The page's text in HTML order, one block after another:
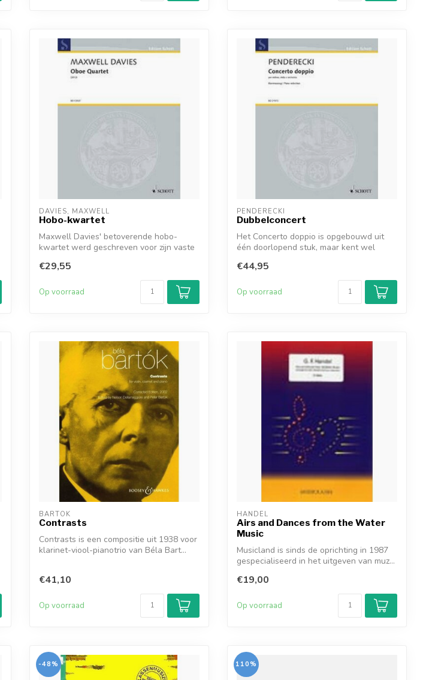
DAVIES, MAXWELL
Hobo-kwartet
Maxwell Davies' betoverende hobo-
kwartet werd geschreven voor zijn vaste
€29,55
Op voorraad
PENDERECKI
Dubbelconcert
Het Concerto doppio is opgebouwd uit
één doorlopend stuk, maar kent wel
€44,95
Op voorraad
BARTOK
Contrasts
Contrasts is een compositie uit 1938 voor
klarinet-viool-pianotrio van Béla Bart...
€41,10
Op voorraad
HANDEL
Airs and Dances from the Water
Music
Musicland is sinds de oprichting in 1987
gespecialiseerd in het uitgeven van muz...
€19,00
Op voorraad
-48% 110%